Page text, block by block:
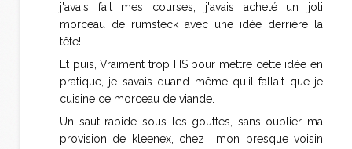
j'avais fait mes courses, j'avais acheté un joli
morceau de rumsteck avec une idée derrière la
tête!
Et puis, Vraiment trop HS pour mettre cette idée en
pratique, je savais quand même qu'il fallait que je
cuisine ce morceau de viande.
Un saut rapide sous les gouttes, sans oublier ma
provision de kleenex, chez mon presque voisin